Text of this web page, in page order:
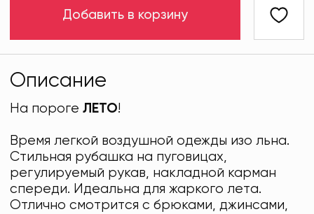
Добавить в корзину
Описание
На порогеЛЕТО!
Время легкой воздушной одежды изо льна.
Стильная рубашка на пуговицах,
регулируемый рукав, накладной карман
спереди. Идеальна для жаркого лета.
Отлично смотрится с брюками, джинсами,